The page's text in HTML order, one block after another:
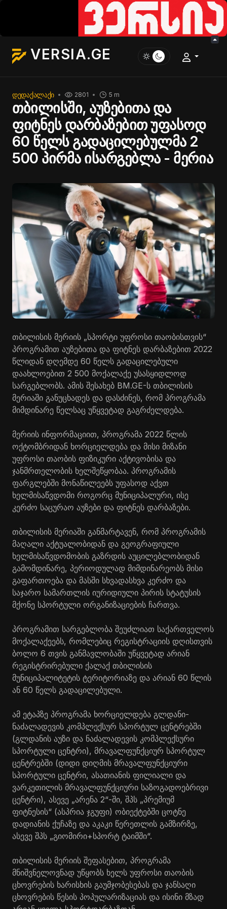
VERSIA.GE
ᲓᲔᲓᲐᲥᲐᲚᲐᲥᲘ 5 m
2801
თბილისში, აუზებითა და
ფიტნეს დარბაზებით უფასოდ
60 წელს გადაცილებულმა 2
500 პირმა ისარგებლა - მერია
თბილისის მერიის „სპორტი უფროსი თაობისთვის“
პროგრამით აუზებითა და ფიტნეს დარბაზებით 2022
წლიდან დღემდე 60 წელს გადაცილებული
დაახლოებით 2 500 მოქალაქე უსასყიდლოდ
სარგებლობს. ამის შესახებ BM.GE-ს თბილისის
მერიაში განუცხადეს და დასძინეს, რომ პროგრამა
მიმდინარე წელსაც უწყვეტად გაგრძელდება.
მერიის ინფორმაციით, პროგრამა 2022 წლის
ოქტომბრიდან ხორციელდება და მისი მიზანი
უფროსი თაობის ფიზიკური აქტივობისა და
ჯანმრთელობის ხელშეწყობაა. პროგრამის
ფარგლებში მონაწილეებს უფასოდ აქვთ
ხელმისაწვდომი როგორც მუნიციპალური, ისე
კერძო საცურაო აუზები და ფიტნეს დარბაზები.
თბილისის მერიაში განმარტავენ, რომ პროგრამის
მაღალი აქტუალობიდან და გეოგრაფიული
ხელმისაწვდომობის გაზრდის აუცილებლობიდან
გამომდინარე, პერიოდულად მიმდინარეობს მისი
გაფართოება და მასში სხვადასხვა კერძო და
საჯარო სამართლის იურიდიული პირის სტატუსის
მქონე სპორტული ორგანიზაციების ჩართვა.
პროგრამით სარგებლობა შეუძლიათ საქართველოს
მოქალაქეებს, რომლებიც რეგისტრაციის დღისთვის
ბოლო 6 თვის განმავლობაში უწყვეტად არიან
რეგისტრირებული ქალაქ თბილისის
მუნიციპალიტეტის ტერიტორიაზე და არიან 60 წლის
ან 60 წელს გადაცილებული.
ამ ეტაპზე პროგრამა ხორციელდება გლდანი-
ნაძალადევის კომპლექსურ სპორტულ ცენტრებში
(გლდანის აუზი და ნაძალადევის კომპლექსური
სპორტული ცენტრი), მრავალფუნქციურ სპორტულ
ცენტრებში (დიდი დიღმის მრავალფუნქციური
სპორტული ცენტრი, ასათიანის ფილიალი და
ვარკეთილის მრავალფუნქციური საზოგადოებრივი
ცენტრი), ასევე „არენა 2“-ში, შპს „პრემიუმ
ფიტნესის“ (ასპრია ჯგუფი) ობიექტებში ცოტნე
დადიანის ქუჩაზე და აკაკი წერეთლის გამზირზე,
ასევე შპს „გიომირი+სპორტ ტაიმში“.
თბილისის მერიის შეფასებით, პროგრამა
მნიშვნელოვნად უწყობს ხელს უფროსი თაობის
ცხოვრების ხარისხის გაუმჯობესებას და ჯანსაღი
ცხოვრების წესის პოპულარიზაციას და ისინი მზად